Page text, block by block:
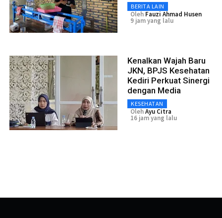
BERITA LAIN
Oleh Fauzi Ahmad Husen
9 jam yang lalu
Kenalkan Wajah Baru
JKN, BPJS Kesehatan
Kediri Perkuat Sinergi
dengan Media
KESEHATAN
OlehAyu Citra
16 jam yang lalu